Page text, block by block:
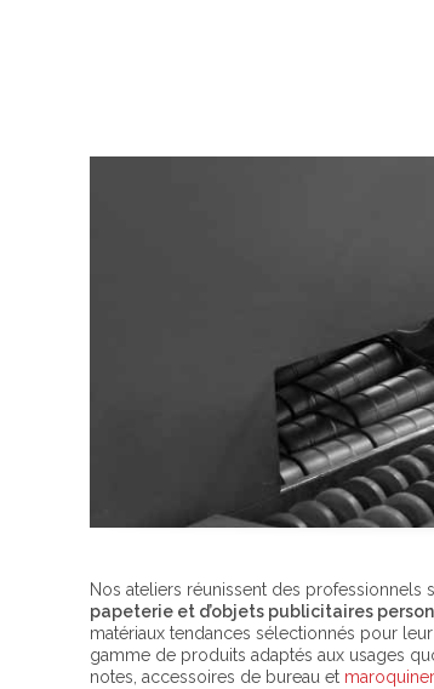
Nos ateliers réunissent des professionnels
papeterie et d’objets publicitaires
matériaux tendances sélectionnés pour
gamme de produits adaptés aux usages
notes, accessoires de bureau et